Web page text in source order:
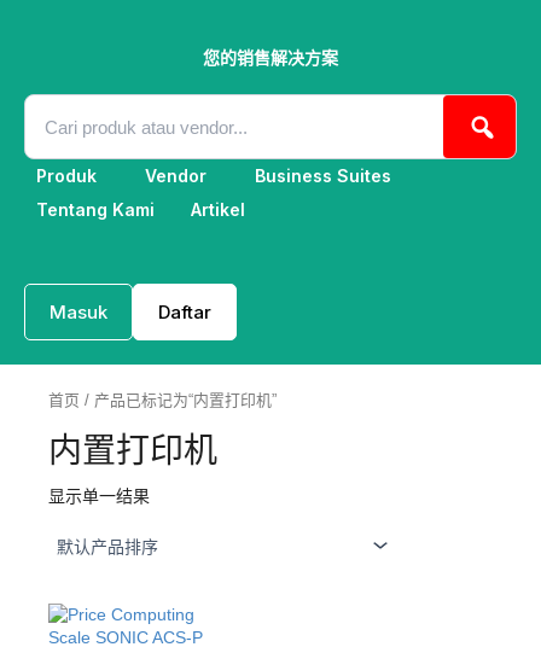
您的销售解决方案
Produk Vendor
Business Suites
Tentang Kami
Artikel
Masuk Daftar
首页 / 产品已标记为“内置打印机”
内置打印机
显示单一结果